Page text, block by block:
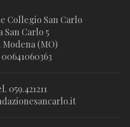
Collegio San Carlo
San Carlo 5
Modena (MO)
00641060363
059.421211